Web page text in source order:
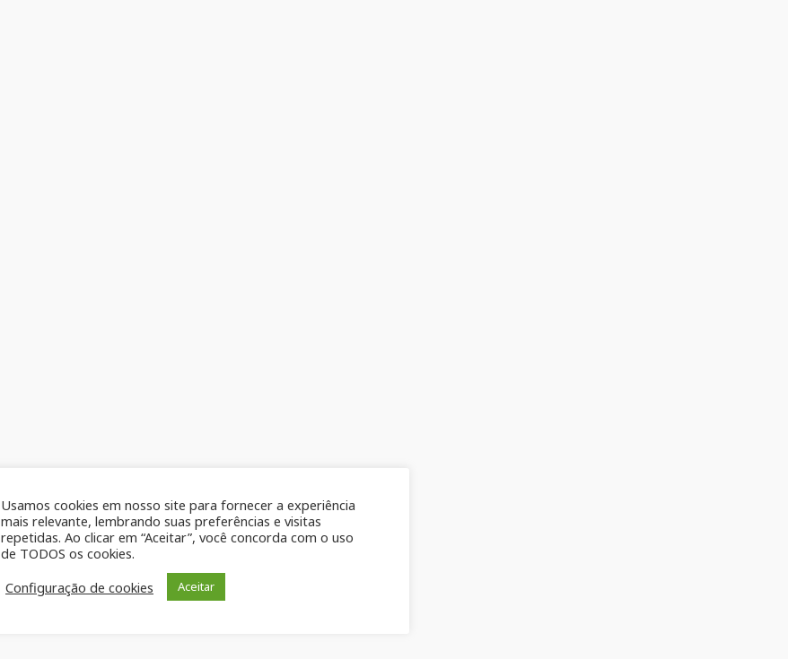
Usamos cookies em nosso site para fornecer a experiência
mais relevante, lembrando suas preferências e visitas
repetidas. Ao clicar em “Aceitar”, você concorda com o uso
de TODOS os cookies.
Configuração de cookies
Aceitar